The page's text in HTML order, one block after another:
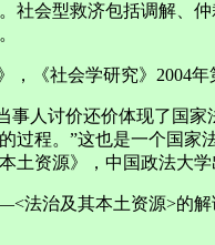
社会型救济包括调解、
，《社会学研究》2004年
事人讨价还价体现了国
过程。”这也是一个国家
土资源》，中国政法大
法治及其本土资源>的